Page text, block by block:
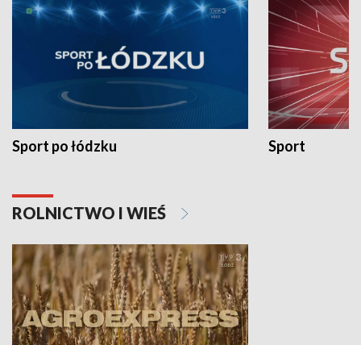
Sport po łódzku Sport
ROLNICTWO I WIEŚ